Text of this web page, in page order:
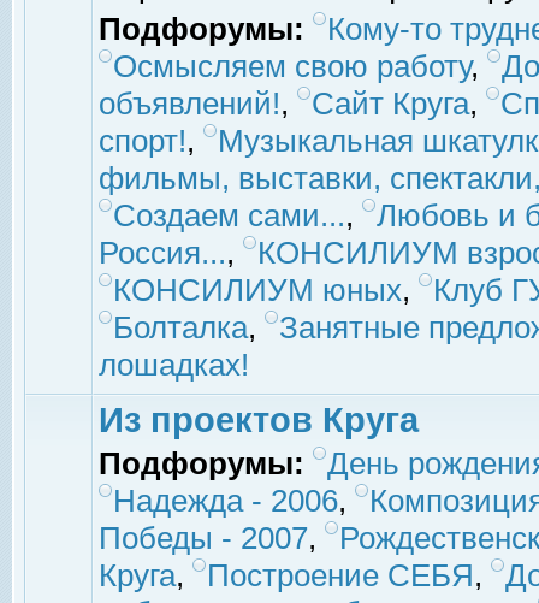
Подфорумы:
Кому-то
Осмысляем свою работу,
объявлений!, Сайт Круга,
спорт!,
Музыкальная
фильмы, выставки,
Создаем сами...,
Любовь и
Россия...,
КОНСИЛИУМ
КОНСИЛИУМ юных,
Клуб
Болталка,
Занятные
лошадках!
Из проектов Круга
Подфорумы:
День
Надежда - 2006,
Победы - 2007,
Круга, Построение СЕБЯ,